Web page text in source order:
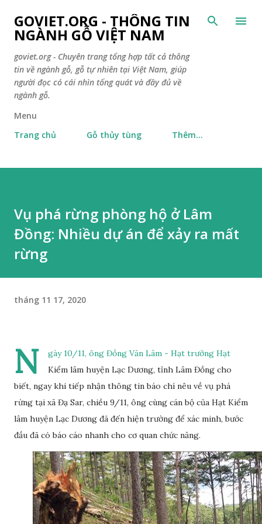
Chuyển đến nội dung
GOVIET.ORG - THÔNG TIN
NGÀNH GỖ VIỆT NAM
goviet.org - Chuyên trang tổng hợp tất cả thông
tin về ngành gỗ, gỗ tự nhiên tại Việt Nam, giúp
người đọc có cái nhìn tổng quát và đầy đủ về
ngành gỗ.
Menu
Trang chủ
Gỗ thủy tùng Thêm…
Vụ phá rừng phòng hộ ở Lâm
Đồng: Nhiều dự án để xảy ra mất
rừng
tháng 11 17, 2020
N
gày 10/11, ông Đồng Văn Lâm - Hạt trưởng Hạt
Kiểm lâm huyện Lạc Dương, tỉnh Lâm Đồng cho
biết, ngay khi tiếp nhận thông tin báo chí nêu về vụ phá
rừng tại xã Đạ Sar, chiều 9/11, ông cùng cán bộ của Hạt Kiểm
lâm huyện Lạc Dương đã đến hiện trường để xác minh, bước
đầu đã có báo cáo nhanh cho cơ quan chức năng.